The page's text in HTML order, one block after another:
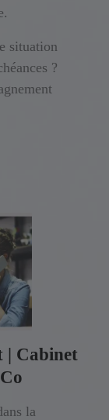
situation
?
| Cabinet
la